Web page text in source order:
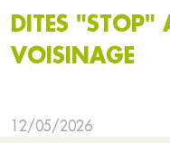
DITES "STOP"
VOISINAGE
12/05/2026